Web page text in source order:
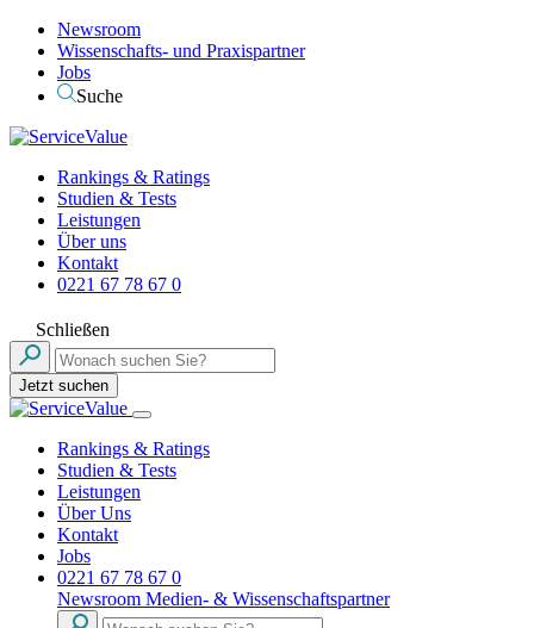
Newsroom
Wissenschafts- und Praxispartner
Jobs
Suche
Rankings & Ratings
Studien & Tests
Leistungen
Über uns
Kontakt
0221 67 78 67 0
Schließen
Jetzt suchen
Rankings & Ratings
Studien & Tests
Leistungen
Über Uns
Kontakt
Jobs
0221 67 78 67 0
Newsroom Medien- & Wissenschaftspartner